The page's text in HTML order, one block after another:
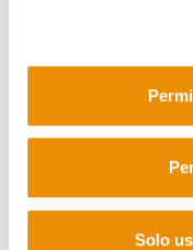
Solo
Zazpiak bat:
2026/05/03